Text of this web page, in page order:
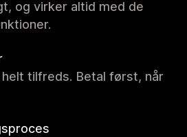
og virker altid med de
tilfreds. Betal først, når